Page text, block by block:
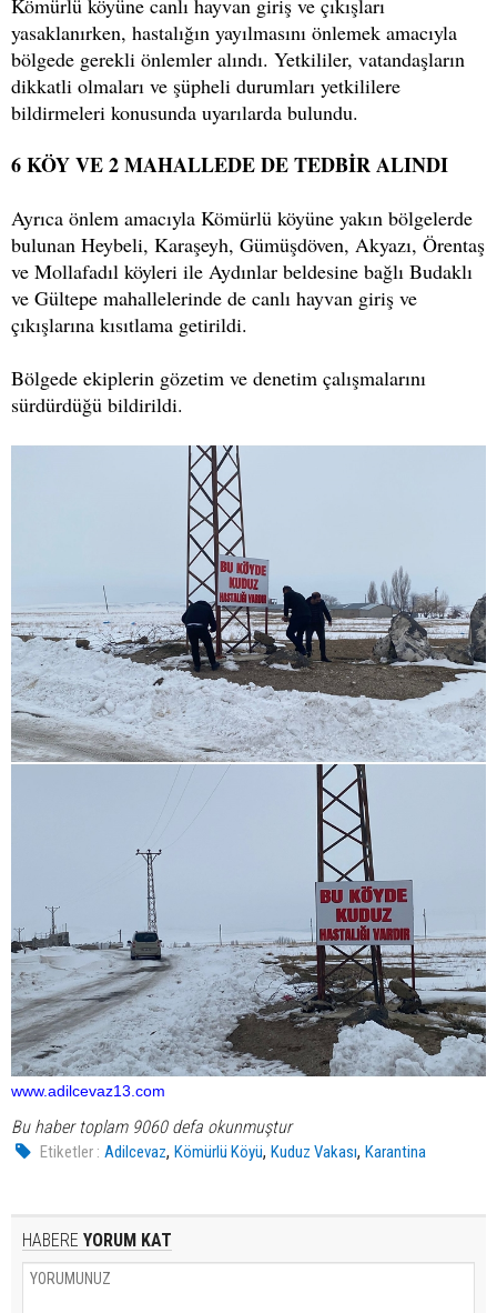
Kömürlü köyüne canlı hayvan giriş ve çıkışları
yasaklanırken, hastalığın yayılmasını önlemek amacıyla
bölgede gerekli önlemler alındı. Yetkililer, vatandaşların
dikkatli olmaları ve şüpheli durumları yetkililere
bildirmeleri konusunda uyarılarda bulundu.
6 KÖY VE 2 MAHALLEDE DE TEDBİR ALINDI
Ayrıca önlem amacıyla Kömürlü köyüne yakın bölgelerde
bulunan Heybeli, Karaşeyh, Gümüşdöven, Akyazı, Örentaş
ve Mollafadıl köyleri ile Aydınlar beldesine bağlı Budaklı
ve Gültepe mahallelerinde de canlı hayvan giriş ve
çıkışlarına kısıtlama getirildi.
Bölgede ekiplerin gözetim ve denetim çalışmalarını
sürdürdüğü bildirildi.
www.adilcevaz13.com
Bu haber toplam 9060 defa okunmuştur
Etiketler : Adilcevaz,Kömürlü Köyü,Kuduz Vakası,Karantina
HABERE YORUM KAT